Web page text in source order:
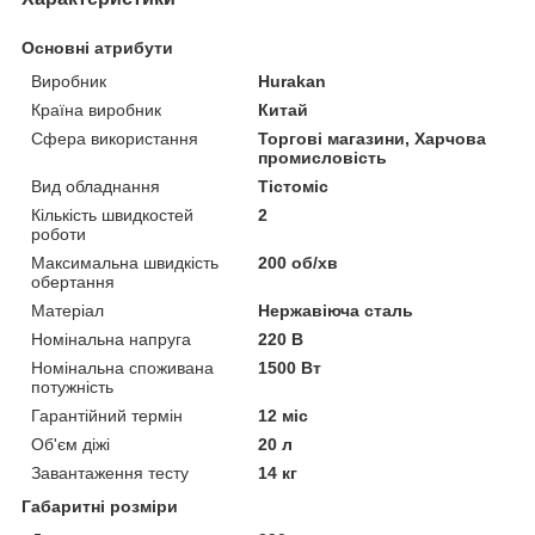
Основні атрибути
Виробник
Hurakan
Країна виробник
Китай
Сфера використання
Торгові магазини, Харчова
промисловість
Вид обладнання
Тістоміс
Кількість швидкостей
роботи
2
Максимальна швидкість
обертання
200 об/хв
Матеріал
Нержавіюча сталь
Номінальна напруга
220 В
Номінальна споживана
потужність
1500 Вт
Гарантійний термін
12 міс
Об'єм діжі
20 л
Завантаження тесту
14 кг
Габаритні розміри